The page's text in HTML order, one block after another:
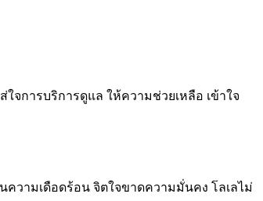
จการบริการดูแล ให้ความช่วยเหลือ เข้าใจ
ความเดือดร้อน จิตใจขาดความมั่นคง โลเลไม่